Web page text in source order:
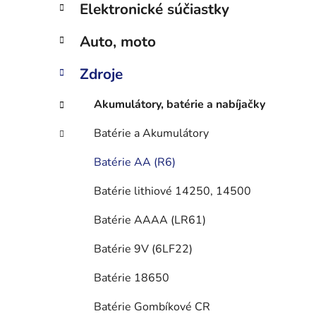
e
l
Elektronické súčiastky
Auto, moto
Zdroje
Akumulátory, batérie a nabíjačky
Batérie a Akumulátory
Batérie AA (R6)
Batérie lithiové 14250, 14500
Batérie AAAA (LR61)
Batérie 9V (6LF22)
Batérie 18650
Batérie Gombíkové CR